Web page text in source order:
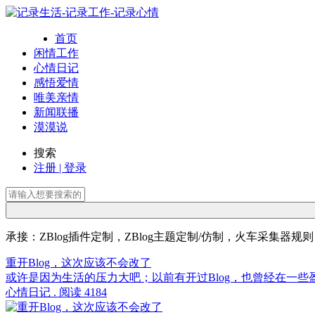
首页
闲情工作
心情日记
感悟爱情
唯美亲情
新闻联播
漠漠说
搜索
注册 | 登录
承接：ZBlog插件定制，ZBlog主题定制/仿制，火车采集器规
重开Blog，这次应该不会改了
或许是因为生活的压力大吧；以前有开过Blog，也曾经在一
心情日记 . 阅读 4184